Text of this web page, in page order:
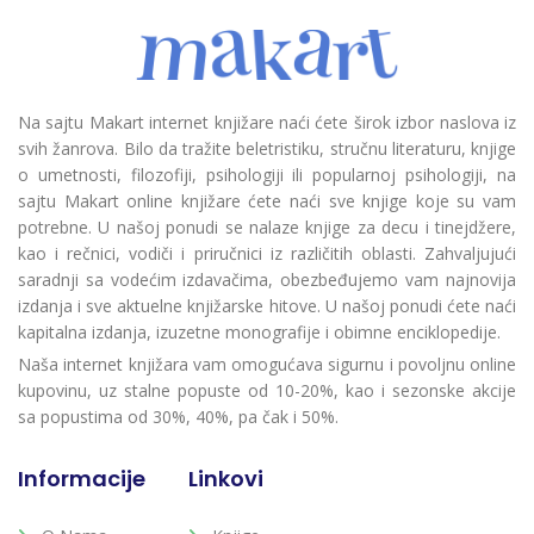
Na sajtu Makart internet knjižare naći ćete širok izbor naslova iz
svih žanrova. Bilo da tražite beletristiku, stručnu literaturu, knjige
o umetnosti, filozofiji, psihologiji ili popularnoj psihologiji, na
sajtu Makart online knjižare ćete naći sve knjige koje su vam
potrebne. U našoj ponudi se nalaze knjige za decu i tinejdžere,
kao i rečnici, vodiči i priručnici iz različitih oblasti. Zahvaljujući
saradnji sa vodećim izdavačima, obezbeđujemo vam najnovija
izdanja i sve aktuelne knjižarske hitove. U našoj ponudi ćete naći
kapitalna izdanja, izuzetne monografije i obimne enciklopedije.
Naša internet knjižara vam omogućava sigurnu i povoljnu online
kupovinu, uz stalne popuste od 10-20%, kao i sezonske akcije
sa popustima od 30%, 40%, pa čak i 50%.
Informacije Linkovi